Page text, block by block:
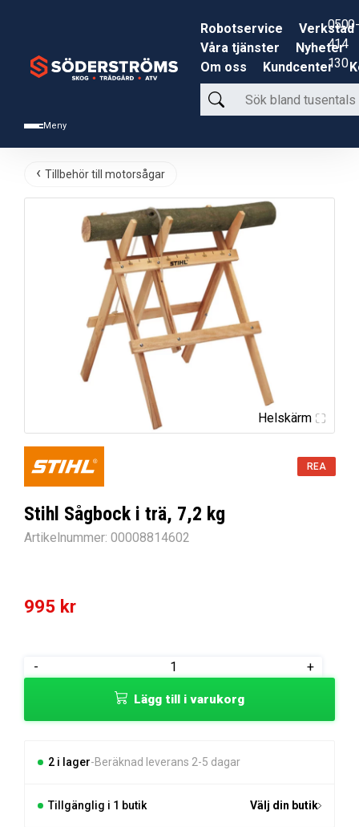
Meny
Robotservice
Verkstad
Våra tjänster
Nyheter
Om oss
Kundcenter
Sök
bland
produkter
0500-
414
130
Tillbehör till motorsågar
Helskärm
REA
Stihl Sågbock i trä, 7,2 kg
Artikelnummer: 00008814602
995 kr
-
Stihl
Sågbock
trä,
kg
+
Lägg till i varukorg
2 i lager Beräknad leverans 2-5 dagar
Tillgänglig i 1 butik Välj din butik